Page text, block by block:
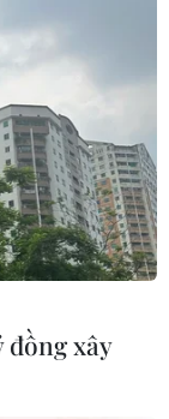
xây